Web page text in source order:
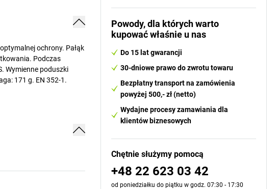
ochrony. Pałąk
Podczas
Wymienne poduszki
171 g. EN 352-1.
Powody, dla których warto
kupować właśnie u nas
Do 15 lat gwarancji
30-dniowe prawo do zwrotu towaru
Bezpłatny transport na zamówienia
powyżej 500,- zł (netto)
Wydajne procesy zamawiania dla
klientów biznesowych
Chętnie służymy pomocą
+48 22 623 03 42
od poniedziałku do piątku w godz. 07:30 - 17:30